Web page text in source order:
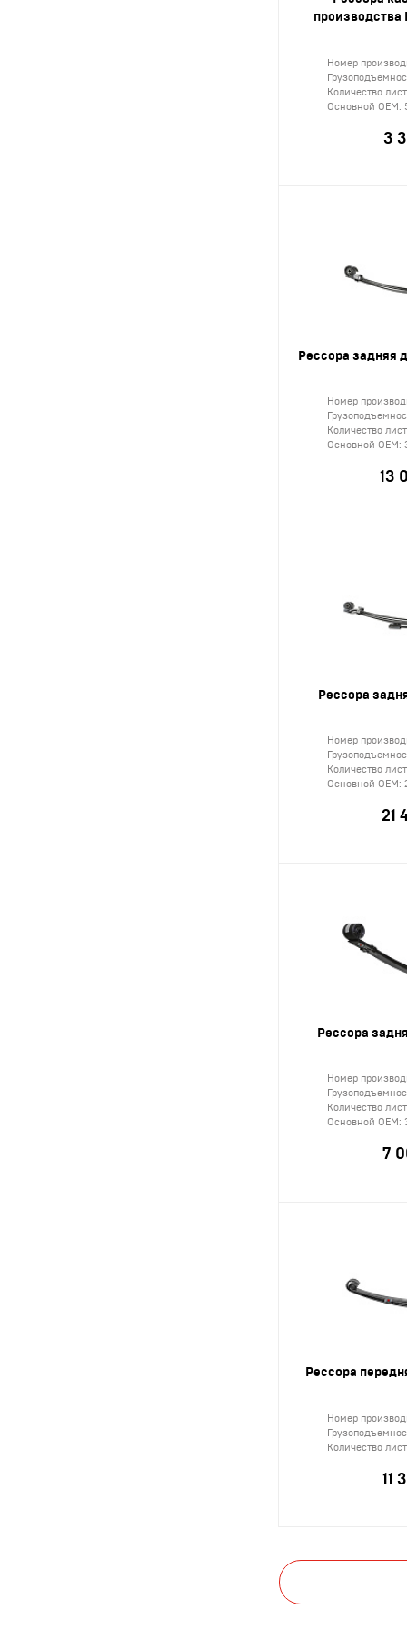
Номер
Количество
Основной ОЕМ:
3
Рессора задняя
Номер
Количество
Основной ОЕМ:
13
Рессора
Номер
Количество
Основной ОЕМ:
21
Рессора
Номер
Количество
Основной ОЕМ:
7
Рессора
Номер
Количество
11